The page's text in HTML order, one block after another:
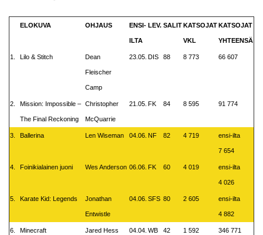
ELOKUVA OHJAUS ENSI-
ILTA
LEV. SALITKATSOJAT
VKL
KATSOJAT
YHTEENSÄ
1. Lilo & Stitch Dean
Fleischer
Camp
23.05. DIS 88 8 773 66 607
2. Mission: Impossible –
The Final Reckoning
Christopher
McQuarrie
21.05. FK 84 8 595 91 774
3. Ballerina Len Wiseman 04.06. NF 82 4 719 ensi-ilta
7 654
4. Foinikialainen juoni Wes Anderson 06.06. FK 60 4 019 ensi-ilta
4 026
5. Karate Kid: Legends Jonathan
Entwistle
04.06. SFS 80 2 605 ensi-ilta
4 882
6. Minecraft Jared Hess 04.04. WB 42 1 592 346 771